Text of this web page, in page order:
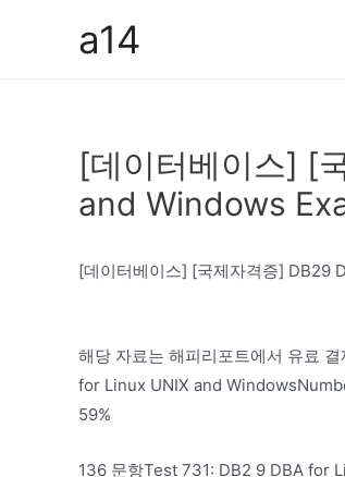
a14
[데이터베이스] [
and Windows
[데이터베이스] [국제자격증]
해당 자료는 해피리포트에서 유료
for Linux UNIX and
59%
136 문항Test 731: DB2 9 DBA for